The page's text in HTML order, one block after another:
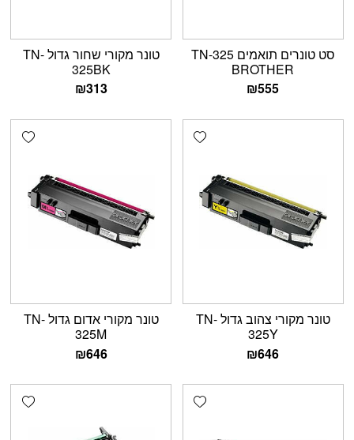
סט טונרים תואמים TN-325
BROTHER
₪555
טונר מקורי שחור גדול TN-
325BK
₪313
Add wishlist
טונר מקורי צהוב גדול TN-
325Y
₪646
טונר מקורי אדום גדול TN-
325M
₪646
Add wishlist